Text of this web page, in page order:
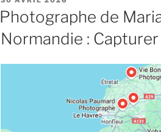
LE
Photographe de
Normandie :